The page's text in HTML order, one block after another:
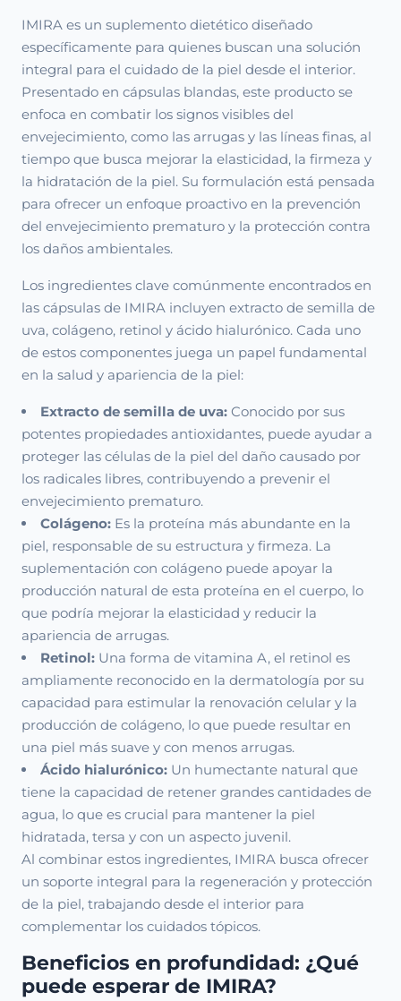
IMIRA es un suplemento dietético diseñado
específicamente para quienes buscan una solución
integral para el cuidado de la piel desde el interior.
Presentado en cápsulas blandas, este producto se
enfoca en combatir los signos visibles del
envejecimiento, como las arrugas y las líneas finas, al
tiempo que busca mejorar la elasticidad, la firmeza y
la hidratación de la piel. Su formulación está pensada
para ofrecer un enfoque proactivo en la prevención
del envejecimiento prematuro y la protección contra
los daños ambientales.
Los ingredientes clave comúnmente encontrados en
las cápsulas de IMIRA incluyen extracto de semilla de
uva, colágeno, retinol y ácido hialurónico. Cada uno
de estos componentes juega un papel fundamental
en la salud y apariencia de la piel:
Extracto de semilla de uva: Conocido por sus
potentes propiedades antioxidantes, puede ayudar a
proteger las células de la piel del daño causado por
los radicales libres, contribuyendo a prevenir el
envejecimiento prematuro.
Colágeno: Es la proteína más abundante en la
piel, responsable de su estructura y firmeza. La
suplementación con colágeno puede apoyar la
producción natural de esta proteína en el cuerpo, lo
que podría mejorar la elasticidad y reducir la
apariencia de arrugas.
Retinol: Una forma de vitamina A, el retinol es
ampliamente reconocido en la dermatología por su
capacidad para estimular la renovación celular y la
producción de colágeno, lo que puede resultar en
una piel más suave y con menos arrugas.
Ácido hialurónico: Un humectante natural que
tiene la capacidad de retener grandes cantidades de
agua, lo que es crucial para mantener la piel
hidratada, tersa y con un aspecto juvenil.
Al combinar estos ingredientes, IMIRA busca ofrecer
un soporte integral para la regeneración y protección
de la piel, trabajando desde el interior para
complementar los cuidados tópicos.
Beneficios en profundidad: ¿Qué
puede esperar de IMIRA?